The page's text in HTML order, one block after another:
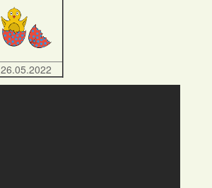
26.05.2022